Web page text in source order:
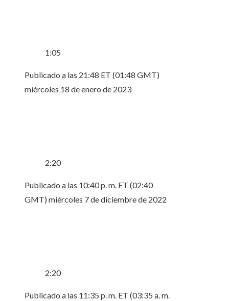
1:05
Publicado a las 21:48 ET (01:48 GMT)
miércoles 18 de enero de 2023
2:20
Publicado a las 10:40 p. m. ET (02:40
GMT) miércoles 7 de diciembre de 2022
2:20
Publicado a las 11:35 p. m. ET (03:35 a. m.